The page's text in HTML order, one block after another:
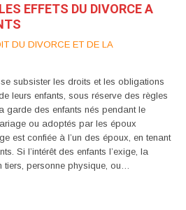
EFFETS DU DIVORCE A
DU DIVORCE ET DE LA
subsister les droits et les obligations
leurs enfants, sous réserve des règles
garde des enfants nés pendant le
ou adoptés par les époux
est confiée à l’un des époux, en tenant
Si l’intérêt des enfants l’exige, la
personne physique, ou…